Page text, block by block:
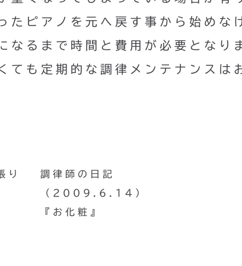
たピアノを元へ戻す事から始めな
なるまで時間と費用が必要となり
ても定期的な調律メンテナンスは
り
調律師の日記
（2009.6.14）
『お化粧』